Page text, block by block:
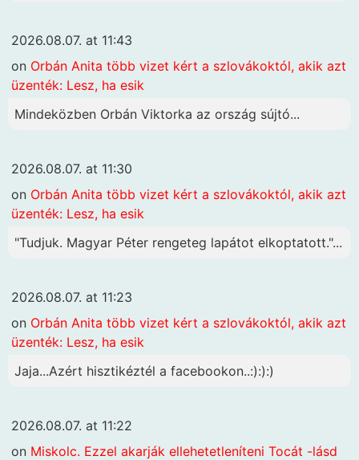
2026.08.07. at 11:43
on Orbán Anita több vizet kért a szlovákoktól, akik azt
üzenték: Lesz, ha esik
Mindeközben Orbán Viktorka az ország sújtó...
2026.08.07. at 11:30
on Orbán Anita több vizet kért a szlovákoktól, akik azt
üzenték: Lesz, ha esik
"Tudjuk. Magyar Péter rengeteg lapátot elkoptatott."...
2026.08.07. at 11:23
on Orbán Anita több vizet kért a szlovákoktól, akik azt
üzenték: Lesz, ha esik
Jaja...Azért hisztikéztél a facebookon..:):):)
2026.08.07. at 11:22
on Miskolc. Ezzel akarják ellehetetleníteni Tocát -lásd